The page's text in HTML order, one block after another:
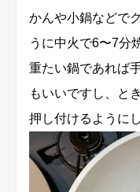
かんや小鍋などで
うに中火で6〜7分
重たい鍋であれば
もいいですし、と
押し付けるように